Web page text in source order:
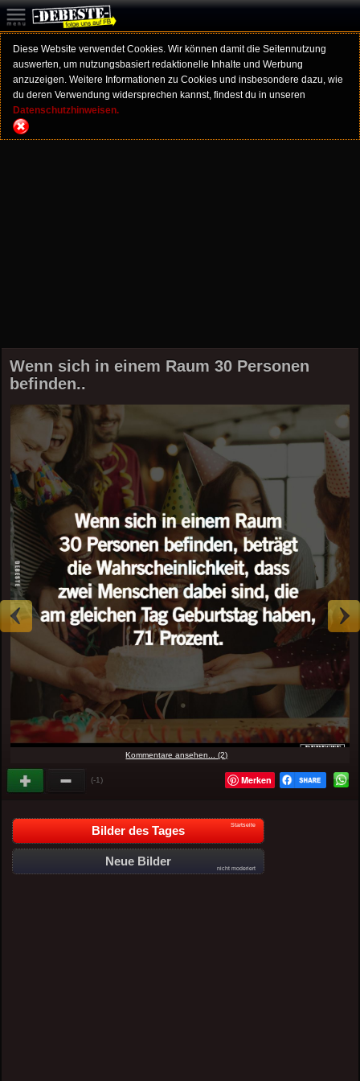
Diese Website verwendet Cookies. Wir können damit die Seitennutzung
auswerten, um nutzungsbasiert redaktionelle Inhalte und Werbung
anzuzeigen. Weitere Informationen zu Cookies und insbesondere dazu, wie
du deren Verwendung widersprechen kannst, findest du in unseren
Datenschutzhinweisen.
Wenn sich in einem Raum 30 Personen
befinden..
Kommentare ansehen... (2)
(-1) Merken
Bilder des Tages Startseite
Neue Bilder
nicht moderiert